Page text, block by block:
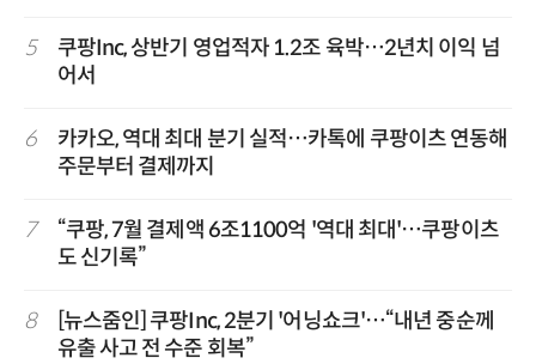
5
쿠팡Inc, 상반기 영업적자 1.2조 육박…2년치 이익 넘
어서
6
카카오, 역대 최대 분기 실적…카톡에 쿠팡이츠 연동해
주문부터 결제까지
7
“쿠팡, 7월 결제액 6조1100억 '역대 최대'…쿠팡이츠
도 신기록”
8
[뉴스줌인] 쿠팡Inc, 2분기 '어닝쇼크'…“내년 중순께
유출 사고 전 수준 회복”